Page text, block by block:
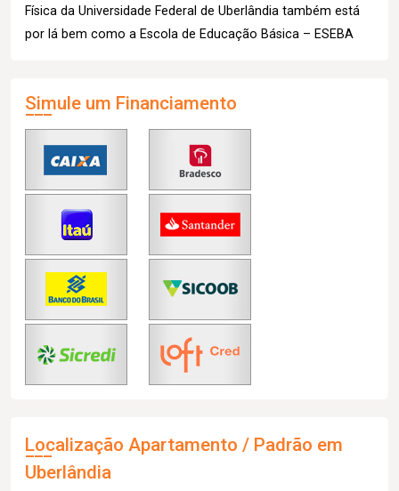
Física da Universidade Federal de Uberlândia também está
por lá bem como a Escola de Educação Básica – ESEBA
Simule um Financiamento
Localização Apartamento / Padrão em
Uberlândia